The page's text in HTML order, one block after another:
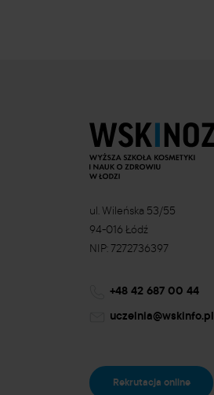
ul. Wileńska 53/55
94-016 Łódź
NIP: 7272736397
+48 42 687 00 44
uczelnia@wskinfo.pl
Rekrutacja online